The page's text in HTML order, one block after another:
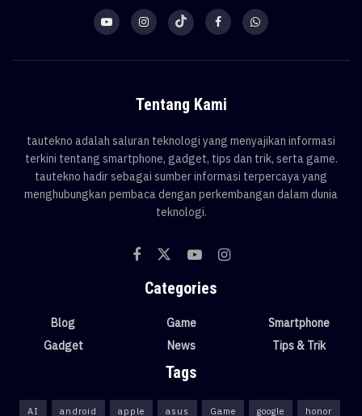
Tentang Kami
tautekno adalah saluran teknologi yang menyajikan informasi
terkini tentang smartphone, gadget, tips dan trik, serta game.
tautekno hadir sebagai sumber informasi terpercaya yang
menghubungkan pembaca dengan perkembangan dalam dunia
teknologi.
Categories
Blog
Gadget
Game
News
Smartphone
Tips & Trik
Tags
AI android apple asus Game google honor